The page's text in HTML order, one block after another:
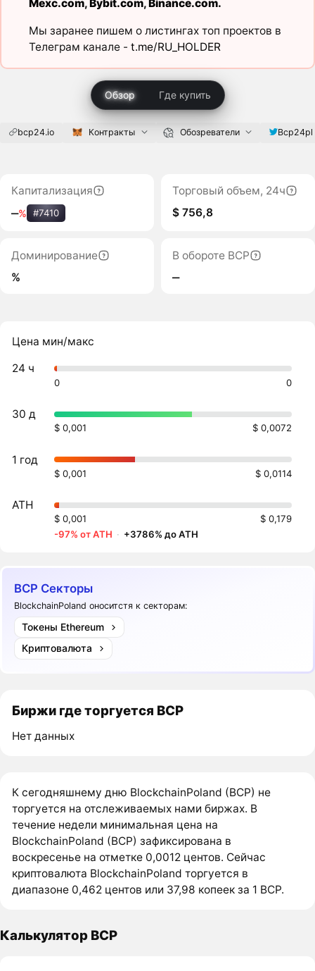
Mexc.com,Bybit.com,Binance.com.
Мы заранее пишем о листингах топ проектов в
Телеграм канале - t.me/RU_HOLDER
Обзор Где купить
bcp24.io Контракты Обозреватели Bcp24pl
Капитализация
‒% #7410
Торговый объем, 24ч
$ 756,8
Доминирование
%
В обороте BCP
‒
Цена мин/макс
24 ч
0 0
30 д
$ 0,001 $ 0,0072
1 год
$ 0,001 $ 0,0114
ATH
$ 0,001
$ 0,179
-97% от ATH · +3786% до ATH
BCP Секторы
BlockchainPoland оноситстя к секторам:
Токены Ethereum
Криптовалюта
Биржи где торгуется BCP
Нет данных
К сегодняшнему дню BlockchainPoland (BCP) не
торгуется на отслеживаемых нами биржах. В
течение недели минимальная цена на
BlockchainPoland (BCP) зафиксирована в
воскресенье на отметке 0,0012 центов. Сейчас
криптовалюта BlockchainPoland торгуется в
диапазоне 0,462 центов или 37,98 копеек за 1 BCP.
Калькулятор BCP